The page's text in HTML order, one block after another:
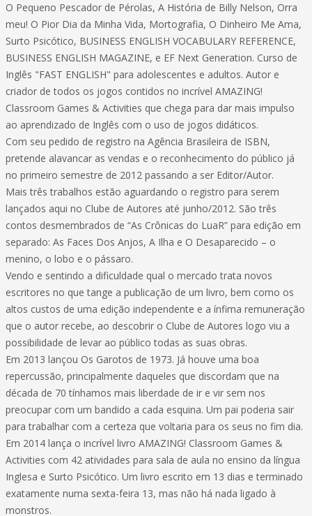
O Pequeno Pescador de Pérolas, A História de Billy Nelson, Orra
meu! O Pior Dia da Minha Vida, Mortografia, O Dinheiro Me Ama,
Surto Psicótico, BUSINESS ENGLISH VOCABULARY REFERENCE,
BUSINESS ENGLISH MAGAZINE, e EF Next Generation. Curso de
Inglês "FAST ENGLISH" para adolescentes e adultos. Autor e
criador de todos os jogos contidos no incrível AMAZING!
Classroom Games & Activities que chega para dar mais impulso
ao aprendizado de Inglês com o uso de jogos didáticos.
Com seu pedido de registro na Agência Brasileira de ISBN,
pretende alavancar as vendas e o reconhecimento do público já
no primeiro semestre de 2012 passando a ser Editor/Autor.
Mais três trabalhos estão aguardando o registro para serem
lançados aqui no Clube de Autores até junho/2012. São três
contos desmembrados de “As Crônicas do LuaR” para edição em
separado: As Faces Dos Anjos, A Ilha e O Desaparecido – o
menino, o lobo e o pássaro.
Vendo e sentindo a dificuldade qual o mercado trata novos
escritores no que tange a publicação de um livro, bem como os
altos custos de uma edição independente e a ínfima remuneração
que o autor recebe, ao descobrir o Clube de Autores logo viu a
possibilidade de levar ao público todas as suas obras.
Em 2013 lançou Os Garotos de 1973. Já houve uma boa
repercussão, principalmente daqueles que discordam que na
década de 70 tínhamos mais liberdade de ir e vir sem nos
preocupar com um bandido a cada esquina. Um pai poderia sair
para trabalhar com a certeza que voltaria para os seus no fim dia.
Em 2014 lança o incrível livro AMAZING! Classroom Games &
Activities com 42 atividades para sala de aula no ensino da língua
Inglesa e Surto Psicótico. Um livro escrito em 13 dias e terminado
exatamente numa sexta-feira 13, mas não há nada ligado à
monstros.